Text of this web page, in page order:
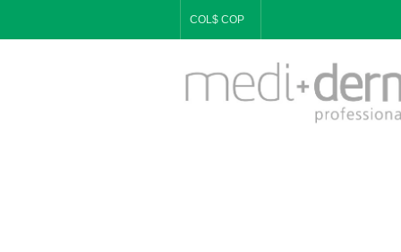
COL$ COP